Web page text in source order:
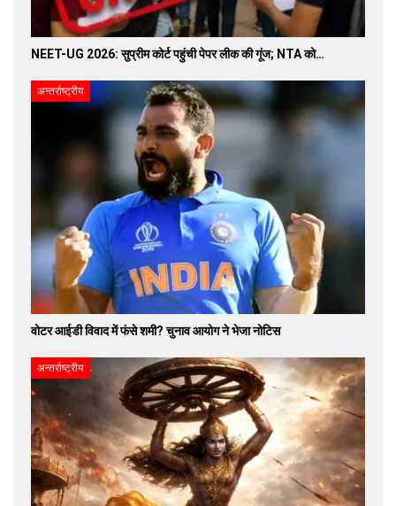
NEET-UG 2026: सुप्रीम कोर्ट पहुंची पेपर लीक की गूंज; NTA को…
अन्तर्राष्ट्रीय
वोटर आईडी विवाद में फंसे शमी? चुनाव आयोग ने भेजा नोटिस
अन्तर्राष्ट्रीय